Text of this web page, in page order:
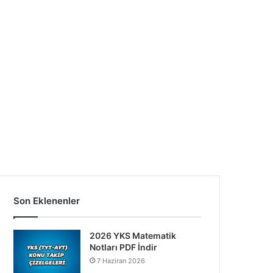
Son Eklenenler
2026 YKS Matematik
Notları PDF İndir
7 Haziran 2026